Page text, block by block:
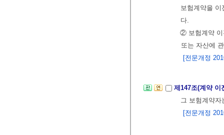
보험계약을
다.
② 보험계약 이
또는 자산에
[전문개정
제147조(계약
그 보험계약자
[전문개정